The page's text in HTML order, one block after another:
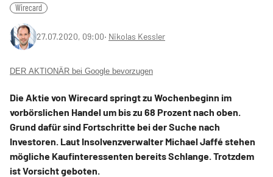
Wirecard
27.07.2020, 09:00‧ Nikolas Kessler
DER AKTIONÄR bei Google bevorzugen
Die Aktie von Wirecard springt zu Wochenbeginn im
vorbörslichen Handel um bis zu 68 Prozent nach oben.
Grund dafür sind Fortschritte bei der Suche nach
Investoren. Laut Insolvenzverwalter Michael Jaffé stehen
mögliche Kaufinteressenten bereits Schlange. Trotzdem
ist Vorsicht geboten.